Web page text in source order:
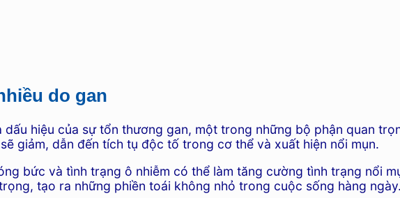
do gan
dấu hiệu của sự tổn thương gan, một trong những bộ phận quan
giảm, dẫn đến tích tụ độc tố trong cơ thể và xuất hiện nổi mụn.
bức và tình trạng ô nhiễm có thể làm tăng cường tình trạng nổi
tạo ra những phiền toái không nhỏ trong cuộc sống hàng ngày.